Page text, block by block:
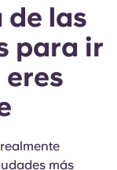
de las
para ir
eres
más